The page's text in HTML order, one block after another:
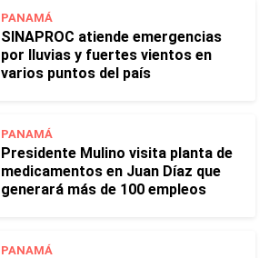
PANAMÁ
SINAPROC atiende emergencias
por lluvias y fuertes vientos en
varios puntos del país
PANAMÁ
Presidente Mulino visita planta de
medicamentos en Juan Díaz que
generará más de 100 empleos
PANAMÁ